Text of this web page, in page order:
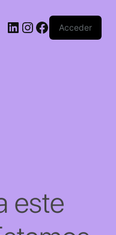
LinkedIn
Instagram
Facebook
Acceder
este